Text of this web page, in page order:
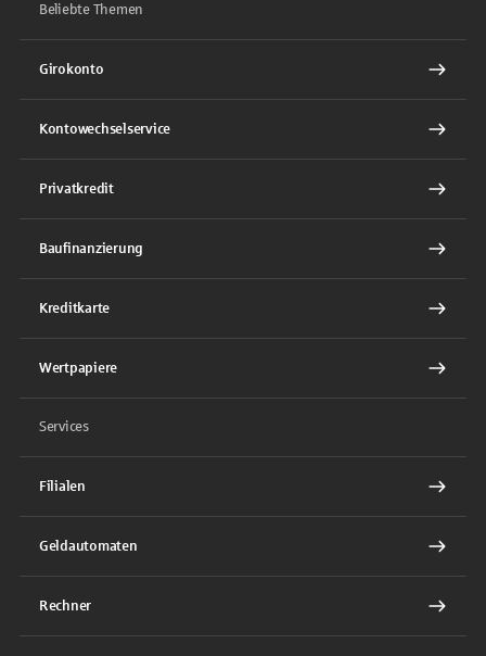
Beliebte Themen
Girokonto
Kontowechselservice
Privatkredit
Baufinanzierung
Kreditkarte
Wertpapiere
Services
Filialen
Geldautomaten
Rechner